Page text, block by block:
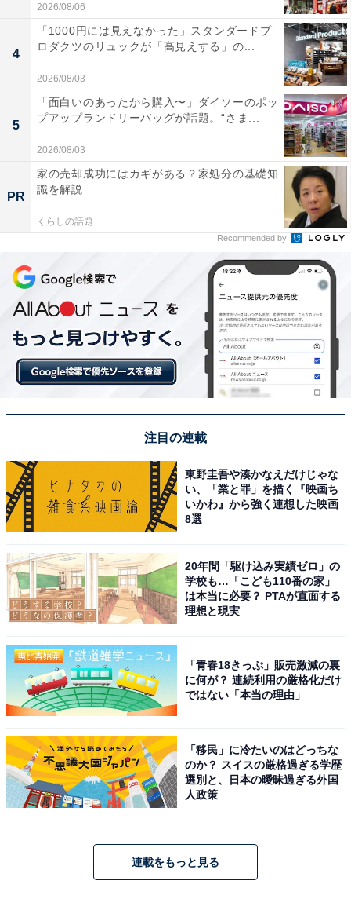
2026/08/06
4
「1000円には見えなかった」スタンダードプ
ロダクツのリュックが「高見えする」の...
2026/08/03
5
「面白いのあったから購入〜」ダイソーのポッ
プアップランドリーバッグが話題。“さま...
2026/08/03
PR
家の売却成功にはカギがある？家処分の基礎知
識を解説
くらしの話題
Recommended by
注目の連載
東野圭吾や湊かなえだけじゃな
い、「業と罪」を描く『映画ち
いかわ』から強く連想した映画
8選
20年間「駆け込み実績ゼロ」の
学校も…「こども110番の家」
は本当に必要？ PTAが直面する
理想と現実
「青春18きっぷ」販売激減の裏
に何が？ 連続利用の厳格化だけ
ではない「本当の理由」
「移民」に冷たいのはどっちな
のか？ スイスの厳格過ぎる学歴
選別と、日本の曖昧過ぎる外国
人政策
連載をもっと見る